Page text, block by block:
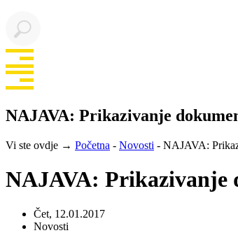
NAJAVA: Prikazivanje
Vi ste ovdje → Početna - Novosti - NAJAVA:
NAJAVA: Prikazivanje
Čet, 12.01.2017
Novosti